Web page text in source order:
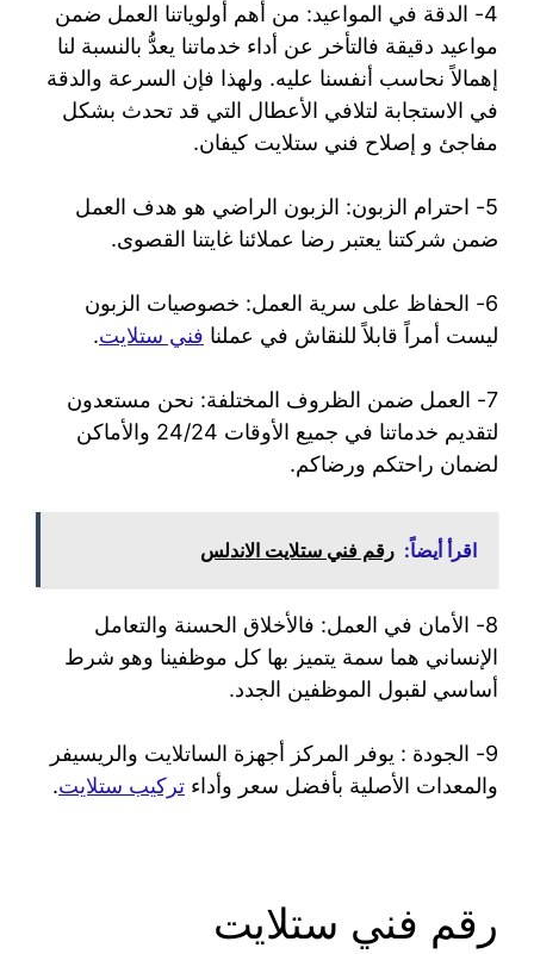
4- الدقة في المواعيد: من أهم أولوياتنا العمل ضمن
مواعيد دقيقة فالتأخر عن أداء خدماتنا يعدُّ بالنسبة لنا
إهمالاً نحاسب أنفسنا عليه. ولهذا فإن السرعة والدقة
في الاستجابة لتلافي الأعطال التي قد تحدث بشكل
مفاجئ و إصلاح فني ستلايت كيفان.
5- احترام الزبون: الزبون الراضي هو هدف العمل
ضمن شركتنا يعتبر رضا عملائنا غايتنا القصوى.
6- الحفاظ على سرية العمل: خصوصيات الزبون
ليست أمراً قابلاً للنقاش في عملنا فني ستلايت.
7- العمل ضمن الظروف المختلفة: نحن مستعدون
لتقديم خدماتنا في جميع الأوقات 24/24 والأماكن
لضمان راحتكم ورضاكم.
اقرأ أيضاً: رقم فني ستلايت الاندلس
8- الأمان في العمل: فالأخلاق الحسنة والتعامل
الإنساني هما سمة يتميز بها كل موظفينا وهو شرط
أساسي لقبول الموظفين الجدد.
9- الجودة : يوفر المركز أجهزة الساتلايت والريسيفر
والمعدات الأصلية بأفضل سعر وأداء تركيب ستلايت.
رقم فني ستلايت